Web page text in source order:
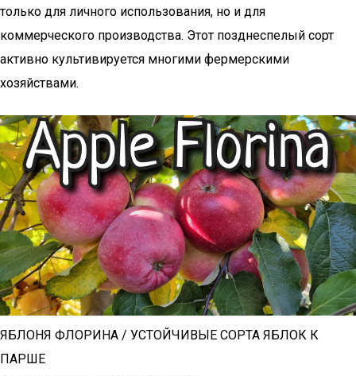
только для личного использования, но и для
коммерческого производства. Этот позднеспелый сорт
активно культивируется многими фермерскими
хозяйствами.
ЯБЛОНЯ ФЛОРИНА / УСТОЙЧИВЫЕ СОРТА ЯБЛОК К
ПАРШЕ